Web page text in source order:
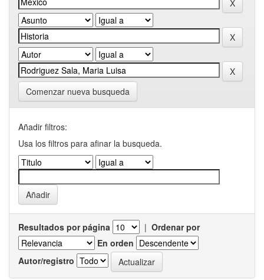
Comenzar nueva busqueda
Añadir filtros:
Usa los filtros para afinar la busqueda.
Resultados por página | Ordenar por
En orden
Autor/registro